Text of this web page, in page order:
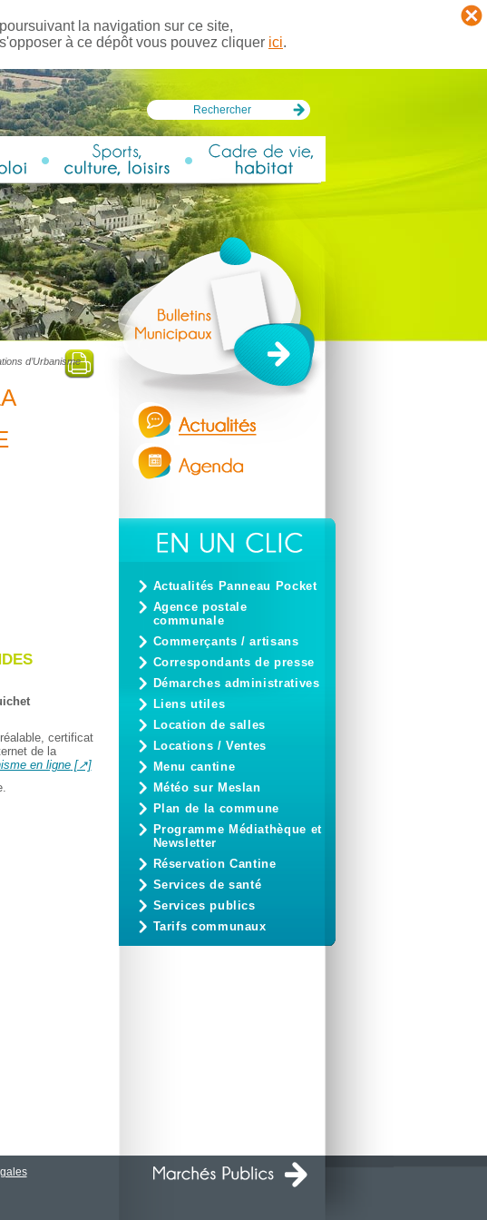
la navigation sur ce site,
à ce dépôt vous pouvez cliquer ici.
d’Urbanisme
certificat
de la
en ligne
Actualités Panneau Pocket
Agence postale
communale
Commerçants / artisans
Correspondants de presse
Démarches administratives
Liens utiles
Location de salles
Locations / Ventes
Menu cantine
Météo sur Meslan
Plan de la commune
Programme Médiathèque et
Newsletter
Réservation Cantine
Services de santé
Services publics
Tarifs communaux